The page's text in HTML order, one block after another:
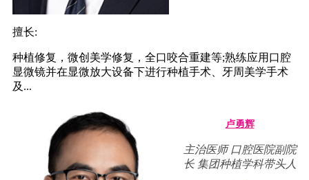
擅长:
种植修复，微创美学修复，全口咬合重建等;熟练应用口腔
显微镜并在显微放大设备下进行种植手术、牙周美学手术
及...
卢勇辉
主治医师 口腔医院副院
长 集团种植学科带头人